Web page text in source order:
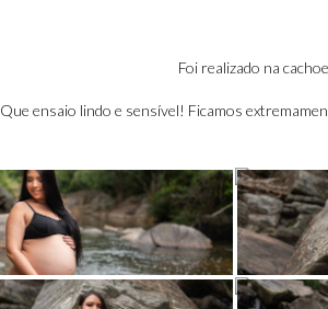
Foi realizado na
Que ensaio lindo e sensível! Ficamos